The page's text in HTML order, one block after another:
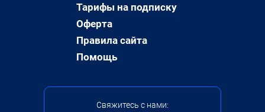
Тарифы на подписку
Оферта
Правила сайта
Помощь
Свяжитесь с нами: